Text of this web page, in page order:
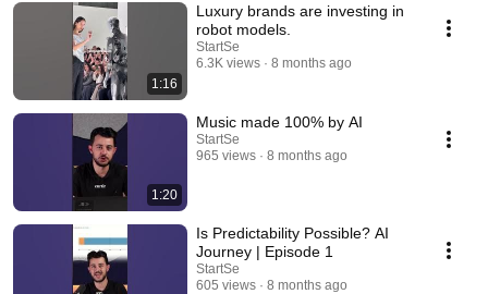
1:16
Luxury brands are investing in
robot models.
StartSe
6.3K views
8 months ago
1:20
Music made 100% by AI
StartSe
965 views
8 months ago
Is Predictability Possible? AI
Journey | Episode 1
StartSe
605 views
8 months ago